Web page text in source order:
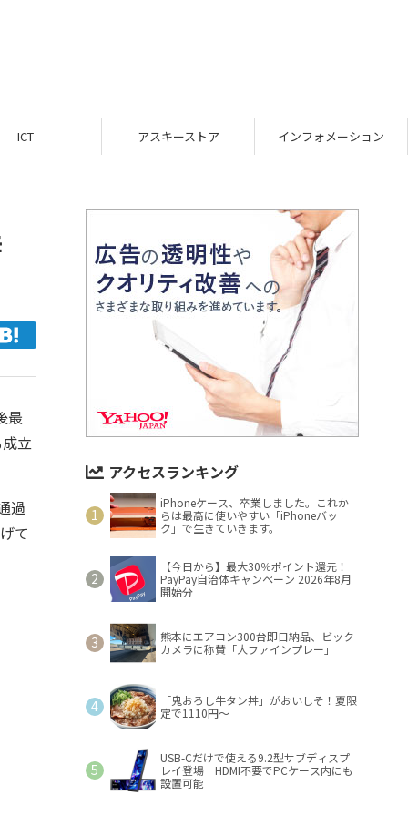
ICT アスキーストア インフォメーション
最
立
過
て
アクセスランキング
iPhoneケース、卒業しました。これか
らは最高に使いやすい「iPhoneバッ
ク」で生きていきます。
【今日から】最大30％ポイント還元！
PayPay自治体キャンペーン 2026年8月
開始分
熊本にエアコン300台即日納品、ビック
カメラに称賛「大ファインプレー」
「鬼おろし牛タン丼」がおいしそ！夏限
定で1110円～
USB-Cだけで使える9.2型サブディスプ
レイ登場 HDMI不要でPCケース内にも
設置可能